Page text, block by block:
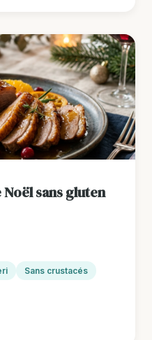
Noël sans gluten
Sans crustacés